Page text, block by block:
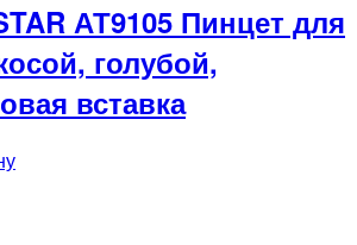
АТ9105 Пинцет для
голубой,
вставка